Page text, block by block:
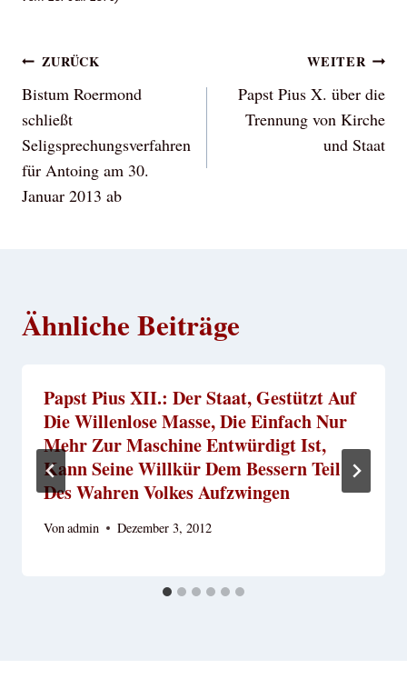
Beitragsnavigation
ZURÜCK
Bistum Roermond
schließt
Seligsprechungsverfahren
für Antoing am 30.
Januar 2013 ab
WEITER
Papst Pius X. über die
Trennung von Kirche
und Staat
Ähnliche Beiträge
Papst Pius XII.: Der Staat, Gestützt Auf
Die Willenlose Masse, Die Einfach Nur
Mehr Zur Maschine Entwürdigt Ist,
Kann Seine Willkür Dem Bessern Teil
Des Wahren Volkes Aufzwingen
Vonadmin Dezember 3, 2012